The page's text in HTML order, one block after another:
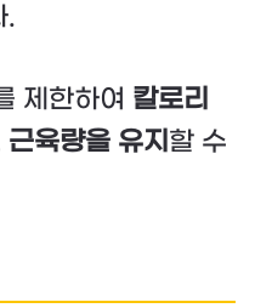
.
제한하여 칼로리
근육량을 유지 할 수